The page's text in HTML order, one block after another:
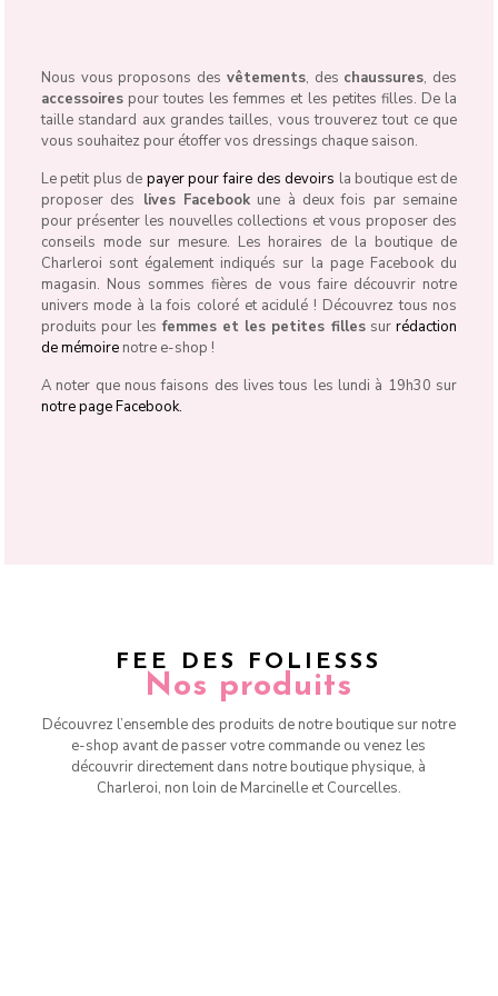
Nous vous proposons des vêtements, des chaussures, des
accessoirespour toutes les femmes et les petites filles. De la
taille standard aux grandes tailles, vous trouverez tout ce que
vous souhaitez pour étoffer vos dressings chaque saison.
Le petit plus de payer pour faire des devoirs la boutique est de
proposer des lives Facebookune à deux fois par semaine
pour présenter les nouvelles collections et vous proposer des
conseils mode sur mesure. Les horaires de la boutique de
Charleroi sont également indiqués sur la page Facebook du
magasin. Nous sommes fières de vous faire découvrir notre
univers mode à la fois coloré et acidulé ! Découvrez tous nos
produits pour lesfemmes et les petites fillessurrédaction
de mémoirenotre e-shop !
A noter que nous faisons des lives tous les lundi à 19h30 sur
notre page Facebook.
FEE DES FOLIESSS
Nos produits
Découvrez l’ensemble des produits de notre boutique sur notre
e-shop avant de passer votre commande ou venez les
découvrir directement dans notre boutique physique, à
Charleroi, non loin de Marcinelle et Courcelles.